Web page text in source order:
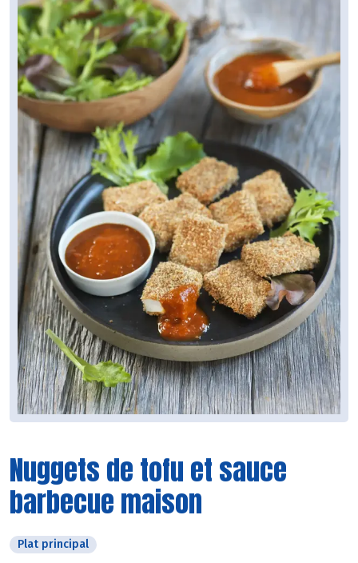
Nuggets de tofu et sauce
barbecue maison
Plat principal